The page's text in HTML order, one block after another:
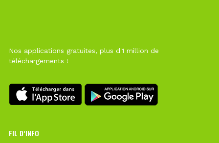
Nos applications gratuites, plus d'1 million de
téléchargements !
FIL D’INFO